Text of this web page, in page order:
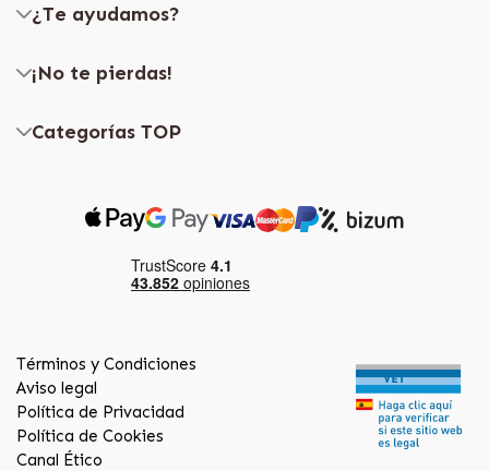
¿Te ayudamos?
¡No te pierdas!
Categorías TOP
Términos y Condiciones
Aviso legal
Política de Privacidad
Política de Cookies
Canal Ético